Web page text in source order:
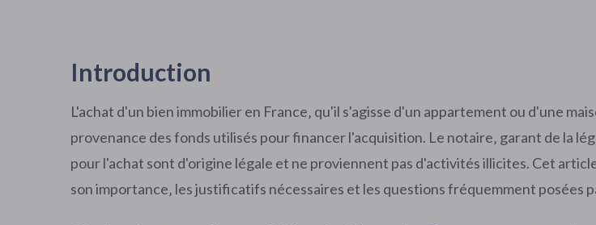
Introduction
L'achat d'un bien immobilier en France‚ qu'il s'agisse d'un appartement ou d'une
provenance des fonds utilisés pour financer l'acquisition. Le notaire‚ garant de la
pour l'achat sont d'origine légale et ne proviennent pas d'activités illicites. Cet
son importance‚ les justificatifs nécessaires et les questions fréquemment posées